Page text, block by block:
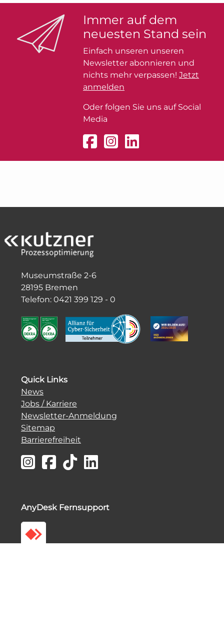
Immer auf dem
neuesten Stand sein
Einfach unseren unseren
Newsletter abonnieren und
nichts mehr verpassen!Jetzt
anmelden
Oder folgen Sie uns auf Social
Media
Museumstraße 2-6
28195 Bremen
Telefon: 0421 399 129 - 0
Quick Links
News
Jobs / Karriere
Newsletter-Anmeldung
Sitemap
Barrierefreiheit
AnyDesk Fernsupport